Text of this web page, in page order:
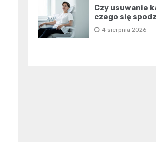
Czy usuwanie
czego się
4 sierpnia 2026